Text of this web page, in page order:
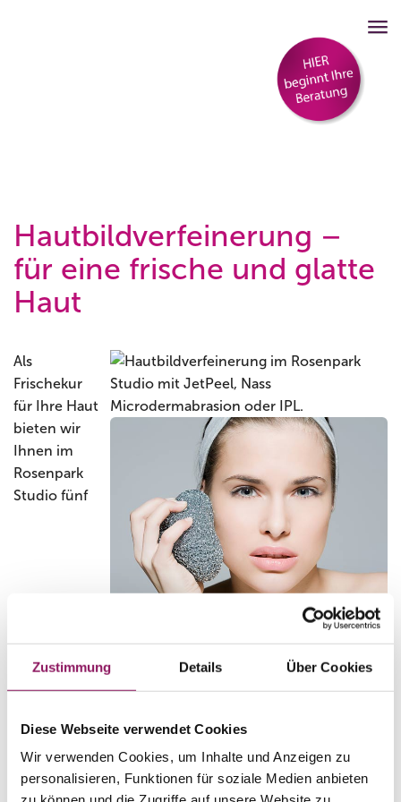
Zustimmung Details Über Cookies
Diese Webseite verwendet Cookies
Wir verwenden Cookies, um Inhalte und Anzeigen zu
personalisieren, Funktionen für soziale Medien anbieten
Hautbildverfeinerung –
für eine frische und glatte
Haut
Attraktiv und schön: ein frischer Teint
Als
Frischekur
für Ihre Haut
bieten wir
Ihnen im
Rosenpark
Studio fünf
Behandlungen zur Verbesserung Ihres Hautbilds an.
obere Hautschicht mit unterschiedlichen Methoden
sanft abgetragen und die Haut für die weitere
Behandlung vorbereitet. Abgestorbene Zellen, unreine